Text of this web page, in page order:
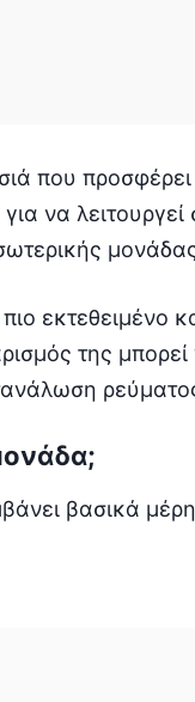
που
να λειτουργεί
εκτεθειμένο
της
βασικά